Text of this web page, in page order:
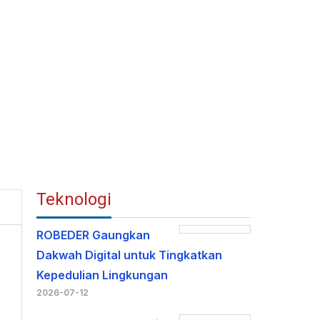
Teknologi
ROBEDER Gaungkan
Dakwah Digital untuk Tingkatkan
Kepedulian Lingkungan
2026-07-12